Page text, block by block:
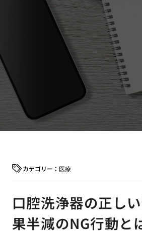
医療
口腔洗浄器の正し
果半減のNG行動と